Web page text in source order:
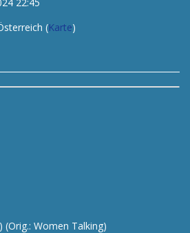
(Karte)
(Orig.: Women Talking)